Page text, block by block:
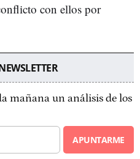
con ellos por
mañana un análisis de los
APUNTARME